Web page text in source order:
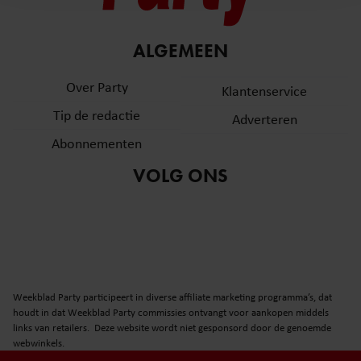
en om ons websiteverkeer te analyseren. Ook delen we
informatie over uw gebruik van onze site met onze
partners voor social media, adverteren en analyse. Deze
informatie die u aan ze heeft verstrekt of die ze hebben
gaat akkoord met onze cookies als u onze website blijft
gebruiken.
ALGEMEEN
Over Party
Tip de redactie
Abonnementen
Klantenservice
Adverteren
VOLG ONS
Weekblad Party participeert in diverse affiliate marketing programma’s, dat
houdt in dat Weekblad Party commissies ontvangt voor aankopen middels
links van retailers. Deze website wordt niet gesponsord door de genoemde
webwinkels.